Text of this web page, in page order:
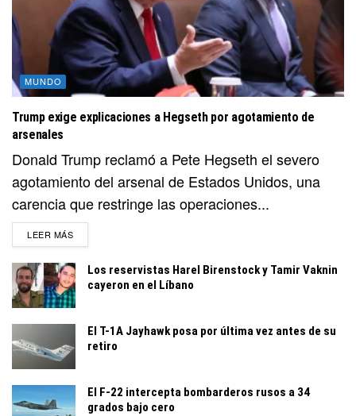
MUNDO
Trump exige explicaciones a Hegseth por agotamiento de
arsenales
Donald Trump reclamó a Pete Hegseth el severo
agotamiento del arsenal de Estados Unidos, una
carencia que restringe las operaciones...
LEER MÁSDETAILS
Los reservistas Harel Birenstock y Tamir Vaknin
cayeron en el Líbano
El T-1A Jayhawk posa por última vez antes de su
retiro
El F-22 intercepta bombarderos rusos a 34
grados bajo cero